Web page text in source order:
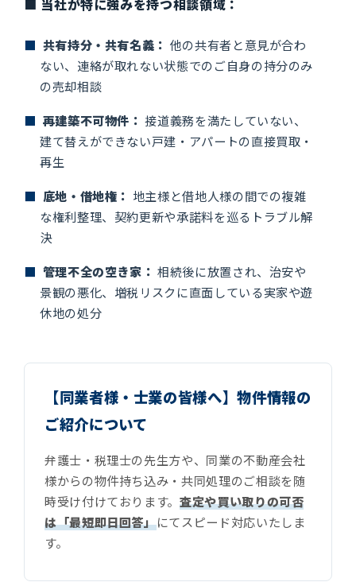
■ 当社が特に強みを持つ相談領域：
■ 共有持分・共有名義： 他の共有者と意見が合わ
ない、連絡が取れない状態でのご自身の持分のみ
の売却相談
■ 再建築不可物件： 接道義務を満たしていない、
建て替えができない戸建・アパートの直接買取・
再生
■ 底地・借地権： 地主様と借地人様の間での複雑
な権利整理、契約更新や承諾料を巡るトラブル解
決
■ 管理不全の空き家： 相続後に放置され、治安や
景観の悪化、増税リスクに直面している実家や遊
休地の処分
【同業者様・士業の皆様へ】物件情報の
ご紹介について
弁護士・税理士の先生方や、同業の不動産会社
様からの物件持ち込み・共同処理のご相談を随
時受け付けております。査定や買い取りの可否
は「最短即日回答」にてスピード対応いたしま
す。